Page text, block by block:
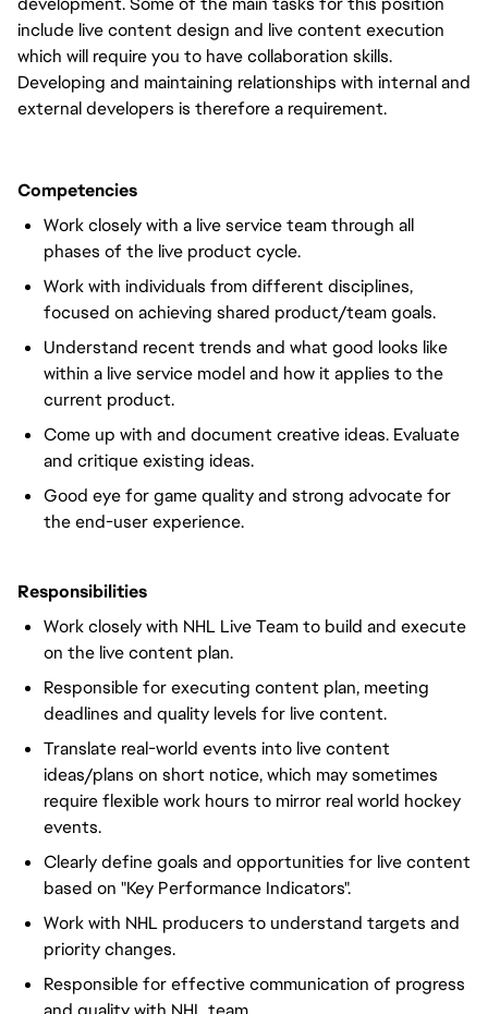
include live content design and live content execution
which will require you to have collaboration skills.
Developing and maintaining relationships with internal and
external developers is therefore a requirement.
Competencies
Work closely with a live service team through all
phases of the live product cycle.
Work with individuals from different disciplines,
focused on achieving shared product/team goals.
Understand recent trends and what good looks like
within a live service model and how it applies to the
current product.
Come up with and document creative ideas. Evaluate
and critique existing ideas.
Good eye for game quality and strong advocate for
the end-user experience.
Responsibilities
Work closely with NHL Live Team to build and execute
on the live content plan.
Responsible for executing content plan, meeting
deadlines and quality levels for live content.
Translate real-world events into live content
ideas/plans on short notice, which may sometimes
require flexible work hours to mirror real world hockey
events.
Clearly define goals and opportunities for live content
based on "Key Performance Indicators".
Work with NHL producers to understand targets and
priority changes.
Responsible for effective communication of progress